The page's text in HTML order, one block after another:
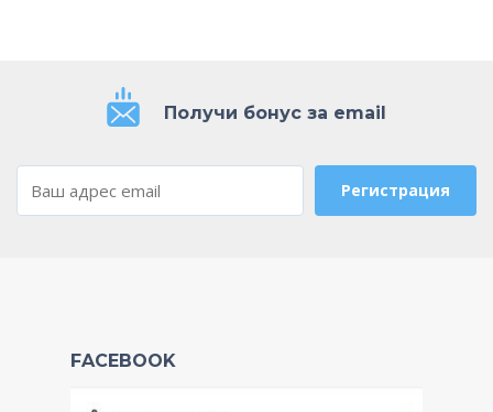
Получи бонус за email
FACEBOOK